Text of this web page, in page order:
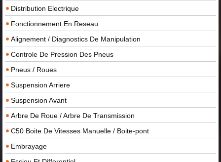
Distribution Electrique
Fonctionnement En Reseau
Alignement / Diagnostics De Manipulation
Controle De Pression Des Pneus
Pneus / Roues
Suspension Arriere
Suspension Avant
Arbre De Roue / Arbre De Transmission
C50 Boite De Vitesses Manuelle / Boite-pont
Embrayage